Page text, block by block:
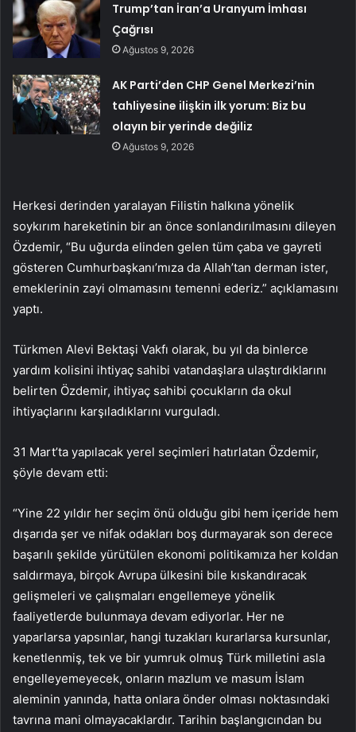
Trump’tan İran’a Uranyum İmhası
Çağrısı
Ağustos 9, 2026
AK Parti’den CHP Genel Merkezi’nin
tahliyesine ilişkin ilk yorum: Biz bu
olayın bir yerinde değiliz
Ağustos 9, 2026
Herkesi derinden yaralayan Filistin halkına yönelik
soykırım hareketinin bir an önce sonlandırılmasını dileyen
Özdemir, “Bu uğurda elinden gelen tüm çaba ve gayreti
gösteren Cumhurbaşkanı’mıza da Allah’tan derman ister,
emeklerinin zayi olmamasını temenni ederiz.” açıklamasını
yaptı.
Türkmen Alevi Bektaşi Vakfı olarak, bu yıl da binlerce
yardım kolisini ihtiyaç sahibi vatandaşlara ulaştırdıklarını
belirten Özdemir, ihtiyaç sahibi çocukların da okul
ihtiyaçlarını karşıladıklarını vurguladı.
31 Mart’ta yapılacak yerel seçimleri hatırlatan Özdemir,
şöyle devam etti:
“Yine 22 yıldır her seçim önü olduğu gibi hem içeride hem
dışarıda şer ve nifak odakları boş durmayarak son derece
başarılı şekilde yürütülen ekonomi politikamıza her koldan
saldırmaya, birçok Avrupa ülkesini bile kıskandıracak
gelişmeleri ve çalışmaları engellemeye yönelik
faaliyetlerde bulunmaya devam ediyorlar. Her ne
yaparlarsa yapsınlar, hangi tuzakları kurarlarsa kursunlar,
kenetlenmiş, tek ve bir yumruk olmuş Türk milletini asla
engelleyemeyecek, onların mazlum ve masum İslam
aleminin yanında, hatta onlara önder olması noktasındaki
tavrına mani olmayacaklardır. Tarihin başlangıcından bu